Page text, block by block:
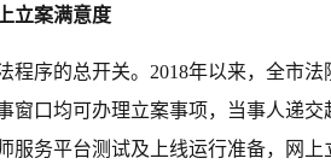
立案满意度
程序的总开关。2018年以来，全市
窗口均可办理立案事项，当事人递
服务平台测试及上线运行准备，网